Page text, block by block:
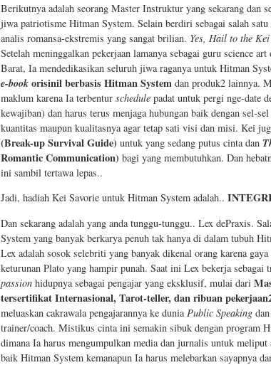
Berikutnya adalah seorang Master Instruktur yang sekarang dan
jiwa patriotisme Hitman System. Selain berdiri sebagai salah satu
analis romansa-ekstremis yang sangat brilian. Yes, Hail to the
Setelah meninggalkan pekerjaan lamanya sebagai guru science
Barat, Ia mendedikasikan seluruh jiwa raganya untuk Hitman
e-bookorisinil berbasis Hitman System dan produk2 lainnya.
maklum karena Ia terbentur schedule padat untuk pergi nge-date
kewajiban) dan harus terus menjaga hubungan baik dengan sel-
kuantitas maupun kualitasnya agar tetap sati visi dan misi. Kei
(Break-up Survival Guide) untuk yang sedang putus cinta dan
Romantic Communication) bagi yang membutuhkan. Dan
ini sambil tertawa lepas..
Jadi, hadiah Kei Savorie untuk Hitman System adalah..
Dan sekarang adalah yang anda tunggu-tunggu.. Lex dePraxis.
System yang banyak berkarya penuh tak hanya di dalam tubuh
Lex adalah sosok selebriti yang banyak dikenal orang karena
keturunan Plato yang hampir punah. Saat ini Lex bekerja
passion hidupnya sebagai pengajar yang eksklusif, mulai dari
tersertifikat Internasional, Tarot-teller, dan ribuan
meluaskan cakrawala pengajarannya ke dunia Public Speaking dan
trainer/coach. Mistikus cinta ini semakin sibuk dengan program
dimana Ia harus mengumpulkan media dan jurnalis untuk
baik Hitman System kemanapun Ia harus melebarkan sayapnya